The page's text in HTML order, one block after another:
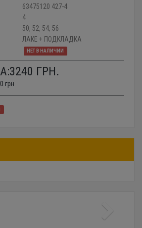
63475120 427-4
4
50, 52, 54, 56
ЛАКЕ + ПОДКЛАДКА
НЕТ В НАЛИЧИИ
3240 ГРН.
грн.